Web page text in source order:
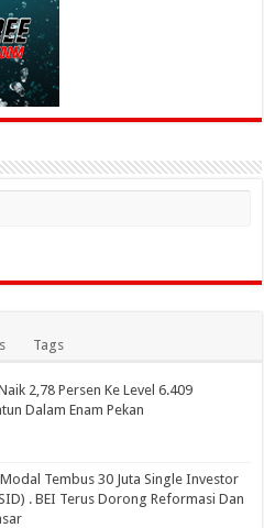
Tags
2,78 Persen Ke Level 6.409
Dalam Enam Pekan
Tembus 30 Juta Single Investor
. BEI Terus Dorong Reformasi Dan